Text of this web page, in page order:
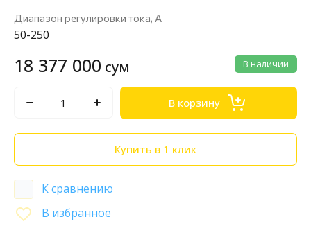
Диапазон регулировки тока, А
50-250
В наличии
18 377 000 сум
В корзину
Купить в 1 клик
К сравнению
В избранное